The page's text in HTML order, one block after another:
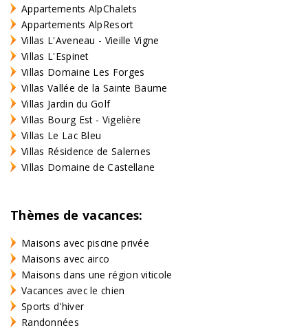
Appartements AlpChalets
Appartements AlpResort
Villas L'Aveneau - Vieille Vigne
Villas L'Espinet
Villas Domaine Les Forges
Villas Vallée de la Sainte Baume
Villas Jardin du Golf
Villas Bourg Est - Vigelière
Villas Le Lac Bleu
Villas Résidence de Salernes
Villas Domaine de Castellane
Thèmes de vacances:
Maisons avec piscine privée
Maisons avec airco
Maisons dans une région viticole
Vacances avec le chien
Sports d'hiver
Randonnées